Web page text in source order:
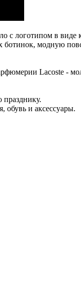
с логотипом в виде
ботинок, модную
Lacoste -
празднику.
обувь и аксессуары.